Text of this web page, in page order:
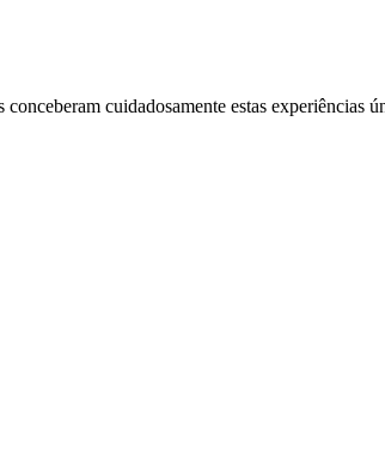
cuidadosamente estas experiências